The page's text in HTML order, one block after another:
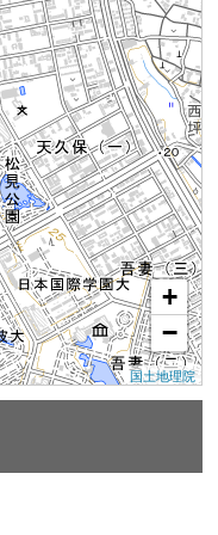
+
−
国土地理院